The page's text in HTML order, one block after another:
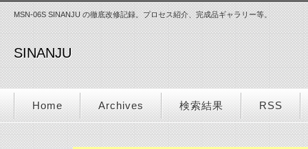
SINANJU
MSN-06S SINANJU の徹底改修記録。プロセス紹介、完成品ギャラリー等。
Home Archives 検索結果 RSS